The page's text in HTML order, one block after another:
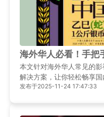
海外华人必看！手把
本文针对海外华人常见的
解决方案，让你轻松畅享国
发布于2025-11-24 17:47:33